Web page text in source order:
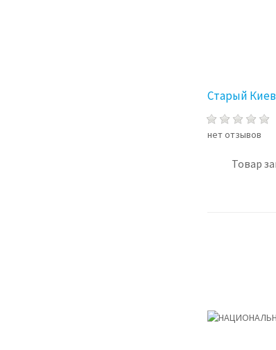
Старый
нет отзывов
Товар